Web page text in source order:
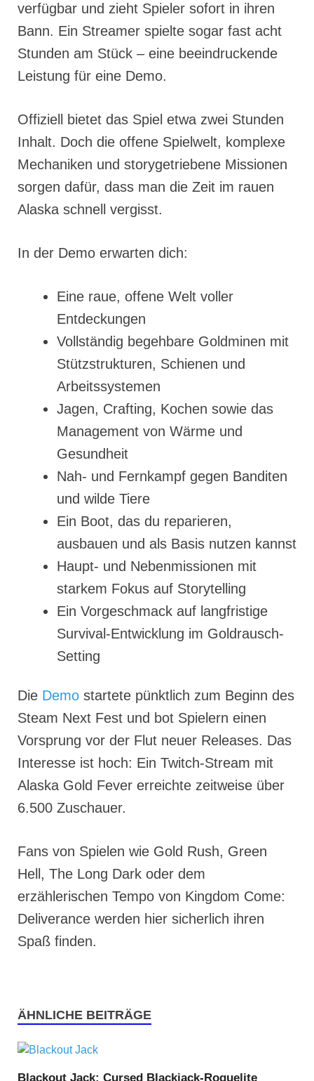
verfügbar und zieht Spieler sofort in ihren
Bann. Ein Streamer spielte sogar fast acht
Stunden am Stück – eine beeindruckende
Leistung für eine Demo.
Offiziell bietet das Spiel etwa zwei Stunden
Inhalt. Doch die offene Spielwelt, komplexe
Mechaniken und storygetriebene Missionen
sorgen dafür, dass man die Zeit im rauen
Alaska schnell vergisst.
In der Demo erwarten dich:
Eine raue, offene Welt voller
Entdeckungen
Vollständig begehbare Goldminen mit
Stützstrukturen, Schienen und
Arbeitssystemen
Jagen, Crafting, Kochen sowie das
Management von Wärme und
Gesundheit
Nah- und Fernkampf gegen Banditen
und wilde Tiere
Ein Boot, das du reparieren,
ausbauen und als Basis nutzen kannst
Haupt- und Nebenmissionen mit
starkem Fokus auf Storytelling
Ein Vorgeschmack auf langfristige
Survival-Entwicklung im Goldrausch-
Setting
Die Demo startete pünktlich zum Beginn des
Steam Next Fest und bot Spielern einen
Vorsprung vor der Flut neuer Releases. Das
Interesse ist hoch: Ein Twitch-Stream mit
Alaska Gold Fever erreichte zeitweise über
6.500 Zuschauer.
Fans von Spielen wie Gold Rush, Green
Hell, The Long Dark oder dem
erzählerischen Tempo von Kingdom Come:
Deliverance werden hier sicherlich ihren
Spaß finden.
ÄHNLICHE BEITRÄGE
Blackout Jack: Cursed Blackjack-Roguelite